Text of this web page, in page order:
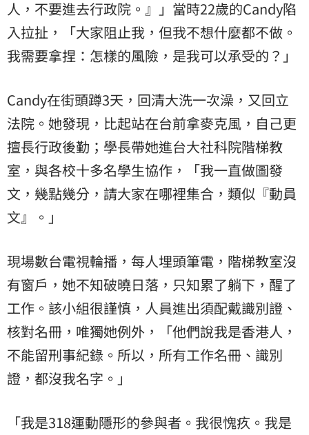
人，不要進去行政院。』」當時22歲的Candy陷
入拉扯，「大家阻止我，但我不想什麼都不做。
我需要拿捏：怎樣的風險，是我可以承受的？」
Candy在街頭蹲3天，回清大洗一次澡，又回立
法院。她發現，比起站在台前拿麥克風，自己更
擅長行政後勤；學長帶她進台大社科院階梯教
室，與各校十多名學生協作，「我一直做圖發
文，幾點幾分，請大家在哪裡集合，類似『動員
文』。」
現場數台電視輪播，每人埋頭筆電，階梯教室沒
有窗戶，她不知破曉日落，只知累了躺下，醒了
工作。該小組很謹慎，人員進出須配戴識別證、
核對名冊，唯獨她例外，「他們說我是香港人，
不能留刑事紀錄。所以，所有工作名冊、識別
證，都沒我名字。」
「我是318運動隱形的參與者。我很愧疚。我是